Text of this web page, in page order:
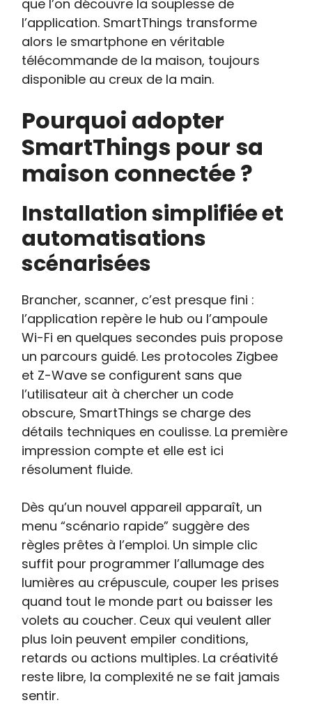
que l’on découvre la souplesse de
l’application. SmartThings transforme
alors le smartphone en véritable
télécommande de la maison, toujours
disponible au creux de la main.
Pourquoi adopter
SmartThings pour sa
maison connectée ?
Installation simplifiée et
automatisations
scénarisées
Brancher, scanner, c’est presque fini :
l’application repère le hub ou l’ampoule
Wi-Fi en quelques secondes puis propose
un parcours guidé. Les protocoles Zigbee
et Z-Wave se configurent sans que
l’utilisateur ait à chercher un code
obscure, SmartThings se charge des
détails techniques en coulisse. La première
impression compte et elle est ici
résolument fluide.
Dès qu’un nouvel appareil apparaît, un
menu “scénario rapide” suggère des
règles prêtes à l’emploi. Un simple clic
suffit pour programmer l’allumage des
lumières au crépuscule, couper les prises
quand tout le monde part ou baisser les
volets au coucher. Ceux qui veulent aller
plus loin peuvent empiler conditions,
retards ou actions multiples. La créativité
reste libre, la complexité ne se fait jamais
sentir.